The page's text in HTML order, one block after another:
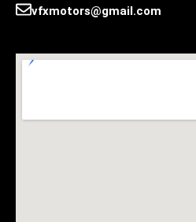
vfxmotors@gmail.com